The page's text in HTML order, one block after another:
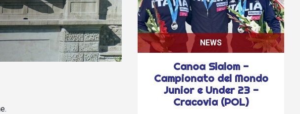
Canoa Slalom -
Campionato del Mondo
Junior e Under 23 -
Cracovia (POL)
NEWS